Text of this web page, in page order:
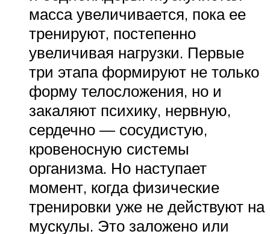
масса увеличивается, пока ее
тренируют, постепенно
увеличивая нагрузки. Первые
три этапа формируют не только
форму телосложения, но и
закаляют психику, нервную,
сердечно — сосудистую,
кровеносную системы
организма. Но наступает
момент, когда физические
тренировки уже не действуют на
мускулы. Это заложено или